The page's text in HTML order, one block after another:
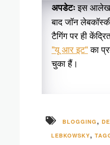
अपडेटःइस आलेख
बाद जॉन
टैगिंग पर ही
"यू आर इट"का
चुका हैं।
BLOGGING ,
LEBKOWSKY,